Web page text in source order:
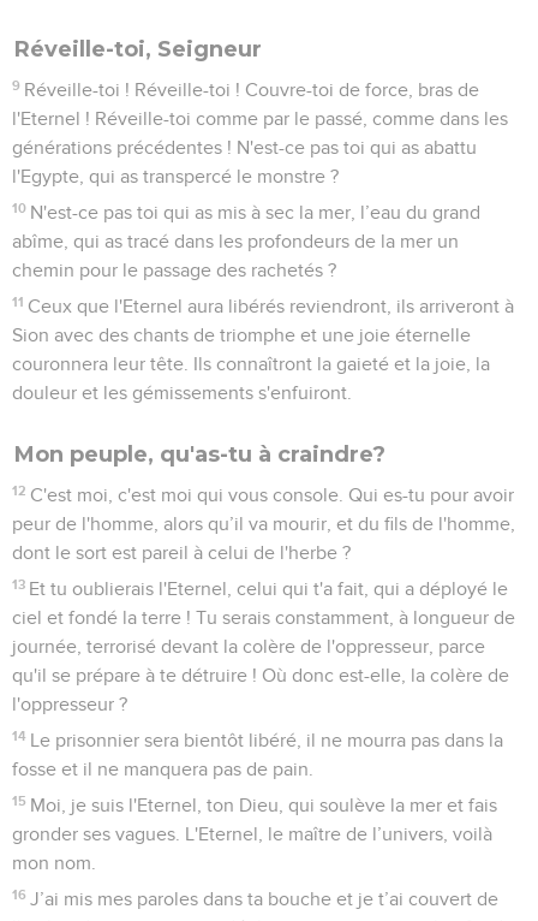
Réveille-toi, Seigneur
9 Réveille-toi ! Réveille-toi ! Couvre-toi de force, bras de
l'Eternel ! Réveille-toi comme par le passé, comme dans les
générations précédentes ! N'est-ce pas toi qui as abattu
l'Egypte, qui as transpercé le monstre ?
10 N'est-ce pas toi qui as mis à sec la mer, l’eau du grand
abîme, qui as tracé dans les profondeurs de la mer un
chemin pour le passage des rachetés ?
11 Ceux que l'Eternel aura libérés reviendront, ils arriveront à
Sion avec des chants de triomphe et une joie éternelle
couronnera leur tête. Ils connaîtront la gaieté et la joie, la
douleur et les gémissements s'enfuiront.
Mon peuple, qu'as-tu à craindre?
12 C'est moi, c'est moi qui vous console. Qui es-tu pour avoir
peur de l'homme, alors qu’il va mourir, et du fils de l'homme,
dont le sort est pareil à celui de l'herbe ?
13 Et tu oublierais l'Eternel, celui qui t'a fait, qui a déployé le
ciel et fondé la terre ! Tu serais constamment, à longueur de
journée, terrorisé devant la colère de l'oppresseur, parce
qu'il se prépare à te détruire ! Où donc est-elle, la colère de
l'oppresseur ?
14 Le prisonnier sera bientôt libéré, il ne mourra pas dans la
fosse et il ne manquera pas de pain.
15 Moi, je suis l'Eternel, ton Dieu, qui soulève la mer et fais
gronder ses vagues. L'Eternel, le maître de l’univers, voilà
mon nom.
16 J’ai mis mes paroles dans ta bouche et je t’ai couvert de